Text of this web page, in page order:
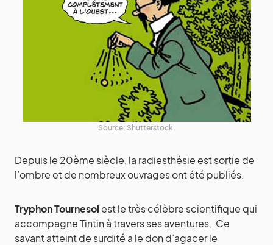
Source: Shutterstock.
Depuis le 20ème siècle, la radiesthésie est sortie de
l’ombre et de nombreux ouvrages ont été publiés.
Tryphon Tournesol est le très célèbre scientifique qui
accompagne Tintin à travers ses aventures. Ce
savant atteint de surdité a le don d’agacer le